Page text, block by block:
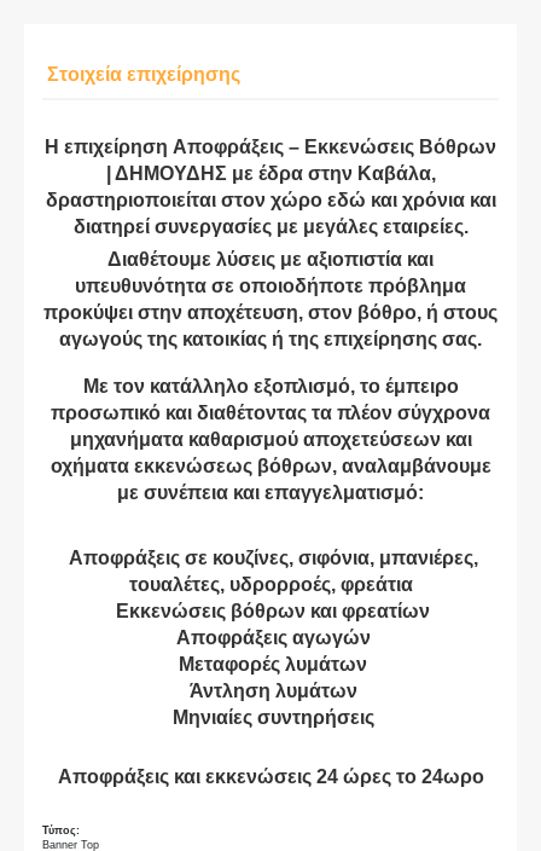
Στοιχεία επιχείρησης
Η επιχείρηση Αποφράξεις – Εκκενώσεις Βόθρων
| ΔΗΜΟΥΔΗΣ με έδρα στην Καβάλα,
δραστηριοποιείται στον χώρο εδώ και χρόνια και
διατηρεί συνεργασίες με μεγάλες εταιρείες.
Διαθέτουμε λύσεις με αξιοπιστία και
υπευθυνότητα σε οποιοδήποτε πρόβλημα
προκύψει στην αποχέτευση, στον βόθρο, ή στους
αγωγούς της κατοικίας ή της επιχείρησης σας.
Με τον κατάλληλο εξοπλισμό, το έμπειρο
προσωπικό και διαθέτοντας τα πλέον σύγχρονα
μηχανήματα καθαρισμού αποχετεύσεων και
οχήματα εκκενώσεως βόθρων, αναλαμβάνουμε
με συνέπεια και επαγγελματισμό:
Αποφράξεις σε κουζίνες, σιφόνια, μπανιέρες,
τουαλέτες, υδρορροές, φρεάτια
Εκκενώσεις βόθρων και φρεατίων
Αποφράξεις αγωγών
Μεταφορές λυμάτων
Άντληση λυμάτων
Μηνιαίες συντηρήσεις
Αποφράξεις και εκκενώσεις 24 ώρες το 24ωρο
Τύπος:
Banner Top